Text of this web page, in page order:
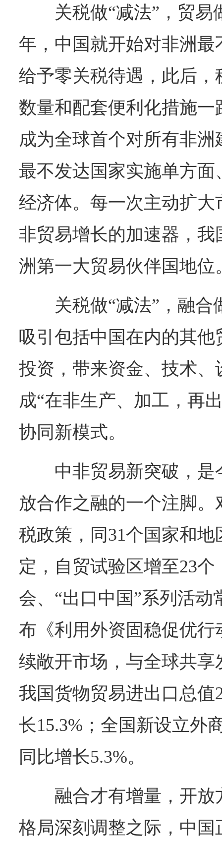
关税做“减法”，贸易
年，中国就开始对非洲
给予零关税待遇，此后
数量和配套便利化措施
成为全球首个对所有非
最不发达国家实施单方
经济体。每一次主动扩
非贸易增长的加速器，我
洲第一大贸易伙伴国地位
关税做“减法”，融合
吸引包括中国在内的其
投资，带来资金、技术
成“在非生产、加工，再
协同新模式。
中非贸易新突破，
放合作之融的一个注脚。
税政策，同31个国家和地
定，自贸试验区增至23
会、“出口中国”系列活
布《利用外资固稳促优
续敞开市场，与全球共享
我国货物贸易进出口总值
长15.3%；全国新设立外
同比增长5.3%。
融合才有增量，开
格局深刻调整之际，中